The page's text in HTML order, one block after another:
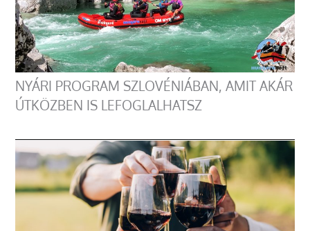
NYÁRI PROGRAM SZLOVÉNIÁBAN, AMIT AKÁR
ÚTKÖZBEN IS LEFOGLALHATSZ